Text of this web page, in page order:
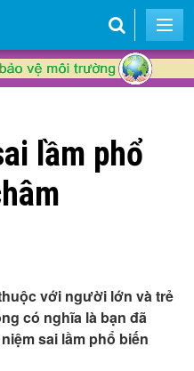
lầm phổ
với người lớn và trẻ
có nghĩa là bạn đã
sai lầm phổ biến